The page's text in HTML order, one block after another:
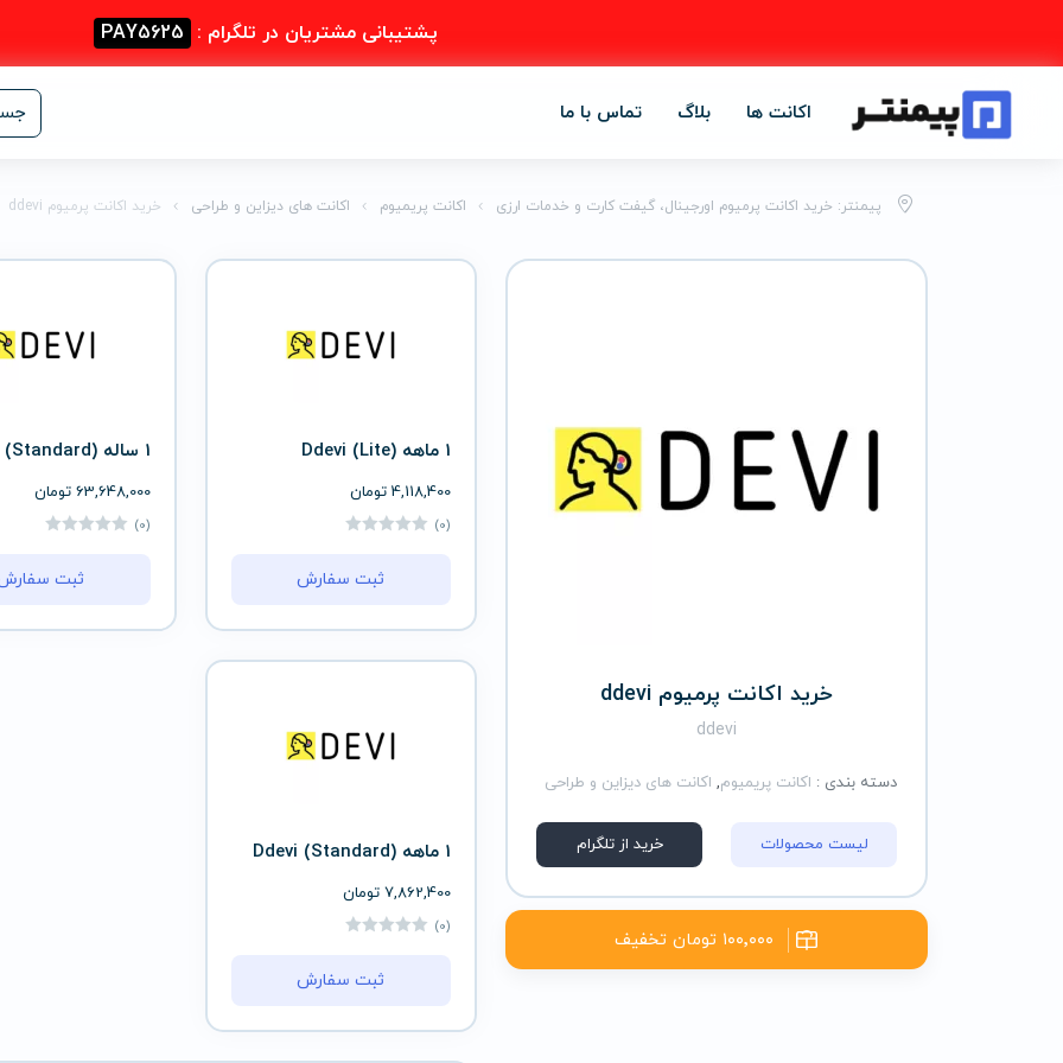
پشتیبانی مشتریان در تلگرام : PAY5625
اکانت ها بلاگ تماس با ما
پیمنتر: خرید اکانت پرمیوم اورجینال، گیفت کارت و خدمات ارزی اکانت پریمیوم اکانت های دیزاین و طراحی خرید اکانت پرمیوم ddevi
خرید اکانت پرمیوم ddevi
ddevi
دسته بندی : اکانت پریمیوم, اکانت های دیزاین و طراحی
لیست محصولات خرید از تلگرام
۱۰۰٬۰۰۰ تومان تخفیف
1 ماهه (Lite) Ddevi
4,118,400 تومان
(0)
ثبت سفارش
1 ساله (Standard) Ddevi
63,648,000 تومان
(0)
ثبت
1 ماهه (Standard) Ddevi
7,862,400 تومان
(0)
ثبت سفارش